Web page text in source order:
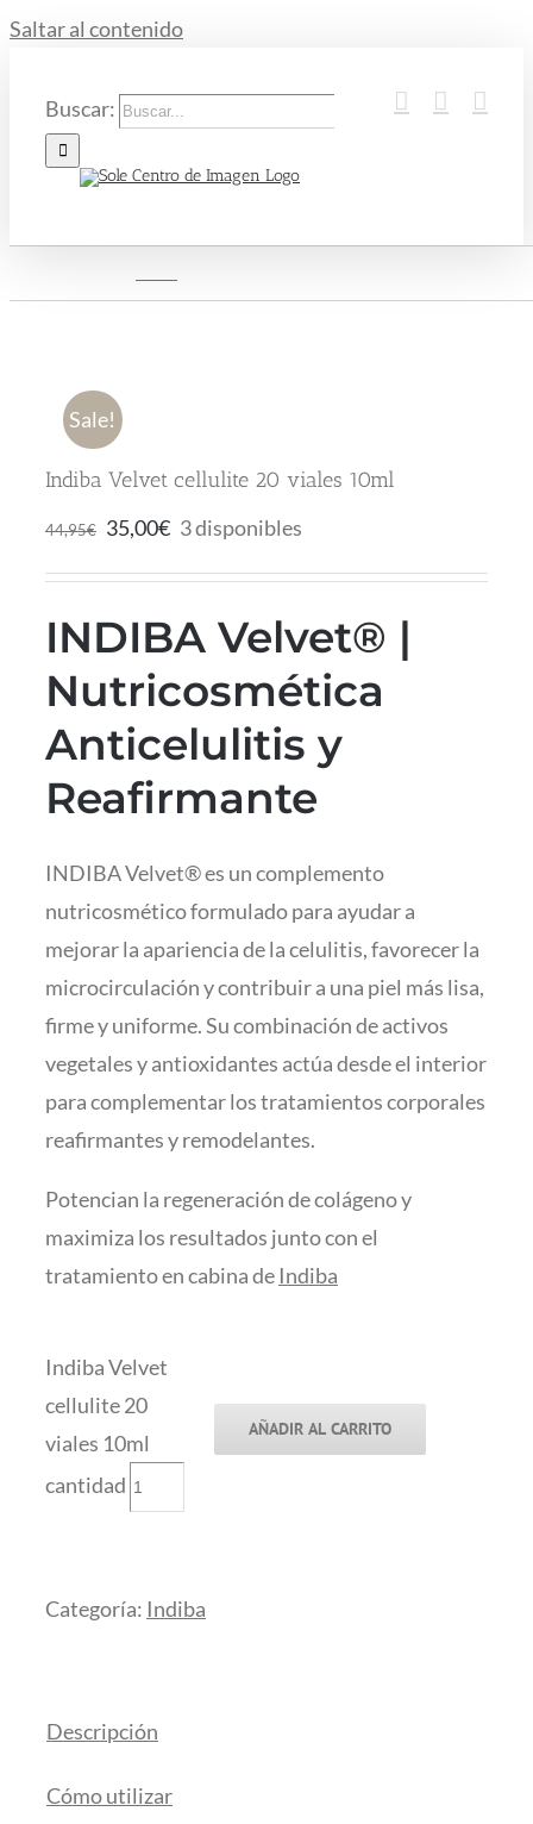
Saltar al contenido
Buscar:
Sale!
Indiba Velvet cellulite 20 viales 10ml
44,95€ 35,00€ 3 disponibles
INDIBA Velvet® |
Nutricosmética
Anticelulitis y
Reafirmante
INDIBA Velvet® es un complemento
nutricosmético formulado para ayudar a
mejorar la apariencia de la celulitis, favorecer la
microcirculación y contribuir a una piel más lisa,
firme y uniforme. Su combinación de activos
vegetales y antioxidantes actúa desde el interior
para complementar los tratamientos corporales
reafirmantes y remodelantes.
Potencian la regeneración de colágeno y
maximiza los resultados junto con el
tratamiento en cabina de Indiba
Indiba Velvet
cellulite 20
viales 10ml
cantidad
AÑADIR AL CARRITO
Categoría: Indiba
Descripción
Cómo utilizar